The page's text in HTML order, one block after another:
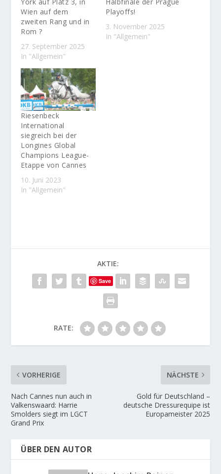
Wien auf dem
zweiten Rang und in
Rom ?
27. September 2025
In "Allgemein"
Playoffs!
3. November 2025
In "Allgemein"
Riesenbeck
International
siegreich bei der
Longines Global
Champions League-
Etappe von Cannes
10. Juni 2023
In "Allgemein"
AKTIE:
Save
RATE:
VORHERIGE
Nach Cannes nun auch in
Valkenswaard: Harrie
Smolders siegt im LGCT
Grand Prix
NÄCHSTE
Gold für Deutschland –
deutsche Dressurequipe ist
Europameister 2025
ÜBER DEN AUTOR